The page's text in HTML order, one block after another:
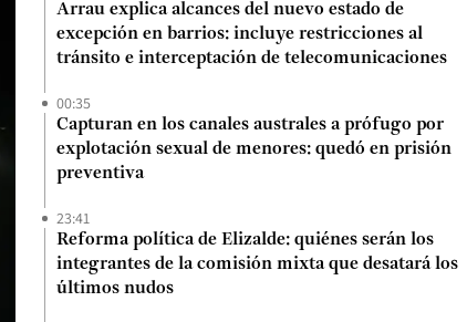
Arrau explica alcances del nuevo estado de
excepción en barrios: incluye restricciones al
tránsito e interceptación de telecomunicaciones
00:35
Capturan en los canales australes a prófugo por
explotación sexual de menores: quedó en prisión
preventiva
23:41
Reforma política de Elizalde: quiénes serán los
integrantes de la comisión mixta que desatará los
últimos nudos